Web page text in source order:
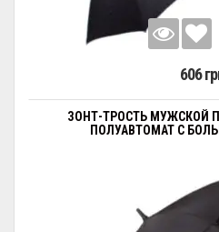
606
ЗОНТ-ТРОСТЬ МУЖСКОЙ
ПОЛУАВТОМАТ С